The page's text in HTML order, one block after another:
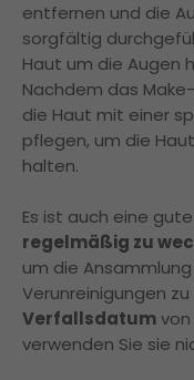
entfernen und die
sorgfältig
Haut um die Augen
Nachdem das
die Haut mit einer
pflegen, um die
halten.
Es ist auch eine
regelmäßig zu
um die
Verunreinigungen
Verfallsdatum
verwenden Sie sie